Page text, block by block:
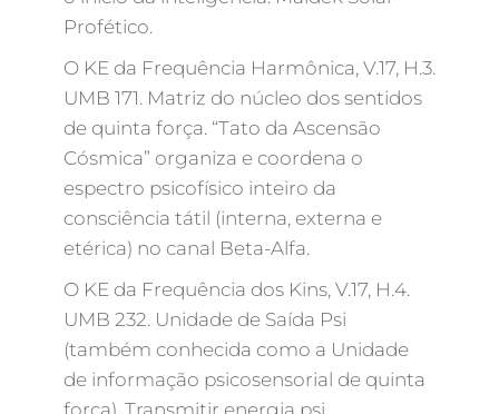
Profético.
O KE da Frequência Harmônica, V.17, H.3.
UMB 171. Matriz do núcleo dos sentidos
de quinta força. “Tato da Ascensão
Cósmica” organiza e coordena o
espectro psicofísico inteiro da
consciência tátil (interna, externa e
etérica) no canal Beta-Alfa.
O KE da Frequência dos Kins, V.17, H.4.
UMB 232. Unidade de Saída Psi
(também conhecida como a Unidade
de informação psicosensorial de quinta
força). Transmitir energia psi